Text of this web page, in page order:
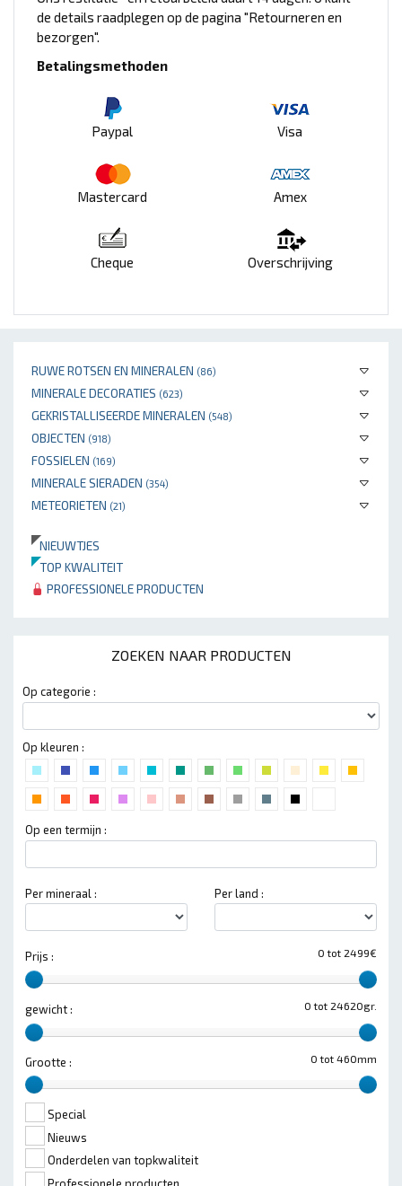
RUWE ROTSEN EN MINERALEN (86)
MINERALE DECORATIES (623)
GEKRISTALLISEERDE MINERALEN (548)
OBJECTEN (918)
FOSSIELEN (169)
MINERALE SIERADEN (354)
METEORIETEN (21)
NIEUWTJES
TOP KWALITEIT
PROFESSIONELE PRODUCTEN
ZOEKEN NAAR PRODUCTEN
Op categorie :
Op kleuren :
Op een termijn :
Per mineraal : Per land :
0 tot 2499€
Prijs :
0 tot 24620gr.
gewicht :
0 tot 460mm
Grootte :
Special
Nieuws
Onderdelen van topkwaliteit
de details raadplegen op de pagina "Retourneren en
bezorgen".
Betalingsmethoden
Paypal Visa
Mastercard Amex
Cheque Overschrijving